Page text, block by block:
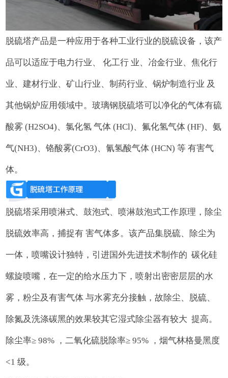
脱硫塔产品是一种应用于各种工业行业的脱硫设备，该产
品可以适应于电力行业、 化工行 业、冶金行业、焦化行
业、建材行业、矿山行业、制药行业、锅炉制造行业 及
其他锅炉应用领域中。玻璃钢脱硫塔可以净化的气体有硫
酸雾 (H2SO4)、氯化氢 气体 (HCl)、氟化氢气体 (HF)、氨
气(NH3)、铬酸雾(CrO3)、氰氢酸气体 (HCN) 等 有害气
体。
脱硫塔采用喷淋式、鼓泡式、喷淋鼓泡式工作原理，除尘
脱硫效率高，捕捉有 害气体多。该产品集脱硫、除尘为
一体，喷嘴设计独特，引进国外先进技术制作的 碳化硅
螺旋喷嘴，在一定的给水压力下，喷射出密密层层的水
雾，粉尘及有害气体 与水雾充分接触，故除尘、脱硫、
除氮及洗涤碳黑的效果较其它湿式除尘器有较大 提高。
除尘率≥ 98% ，二氧化硫脱除率≥ 95% ，烟气林格曼黑度
<1 级。